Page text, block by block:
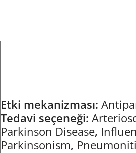
Etki mekanizması:
Tedavi seçeneği:
Parkinson Disease,
Parkinsonism,